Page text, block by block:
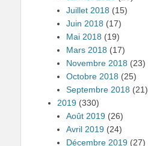
Juillet 2018 (15)
Juin 2018 (17)
Mai 2018 (19)
Mars 2018 (17)
Novembre 2018 (23)
Octobre 2018 (25)
Septembre 2018 (21)
2019 (330)
Août 2019 (26)
Avril 2019 (24)
Décembre 2019 (27)